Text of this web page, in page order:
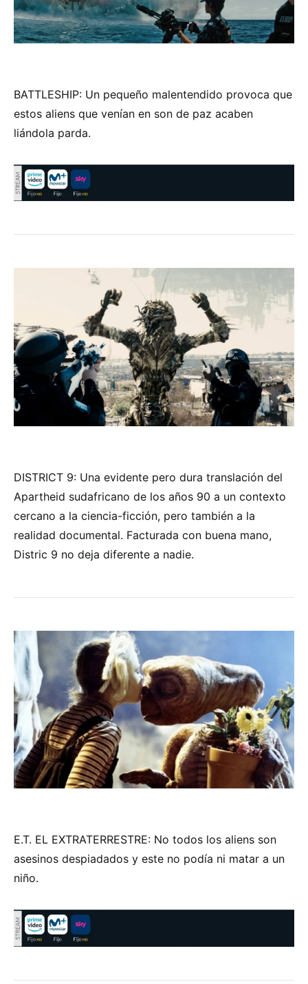
BATTLESHIP: Un pequeño malentendido provoca que
estos aliens que venían en son de paz acaben
liándola parda.
DISTRICT 9: Una evidente pero dura translación del
Apartheid sudafricano de los años 90 a un contexto
cercano a la ciencia-ficción, pero también a la
realidad documental. Facturada con buena mano,
Distric 9 no deja diferente a nadie.
E.T. EL EXTRATERRESTRE: No todos los aliens son
asesinos despiadados y este no podía ni matar a un
niño.